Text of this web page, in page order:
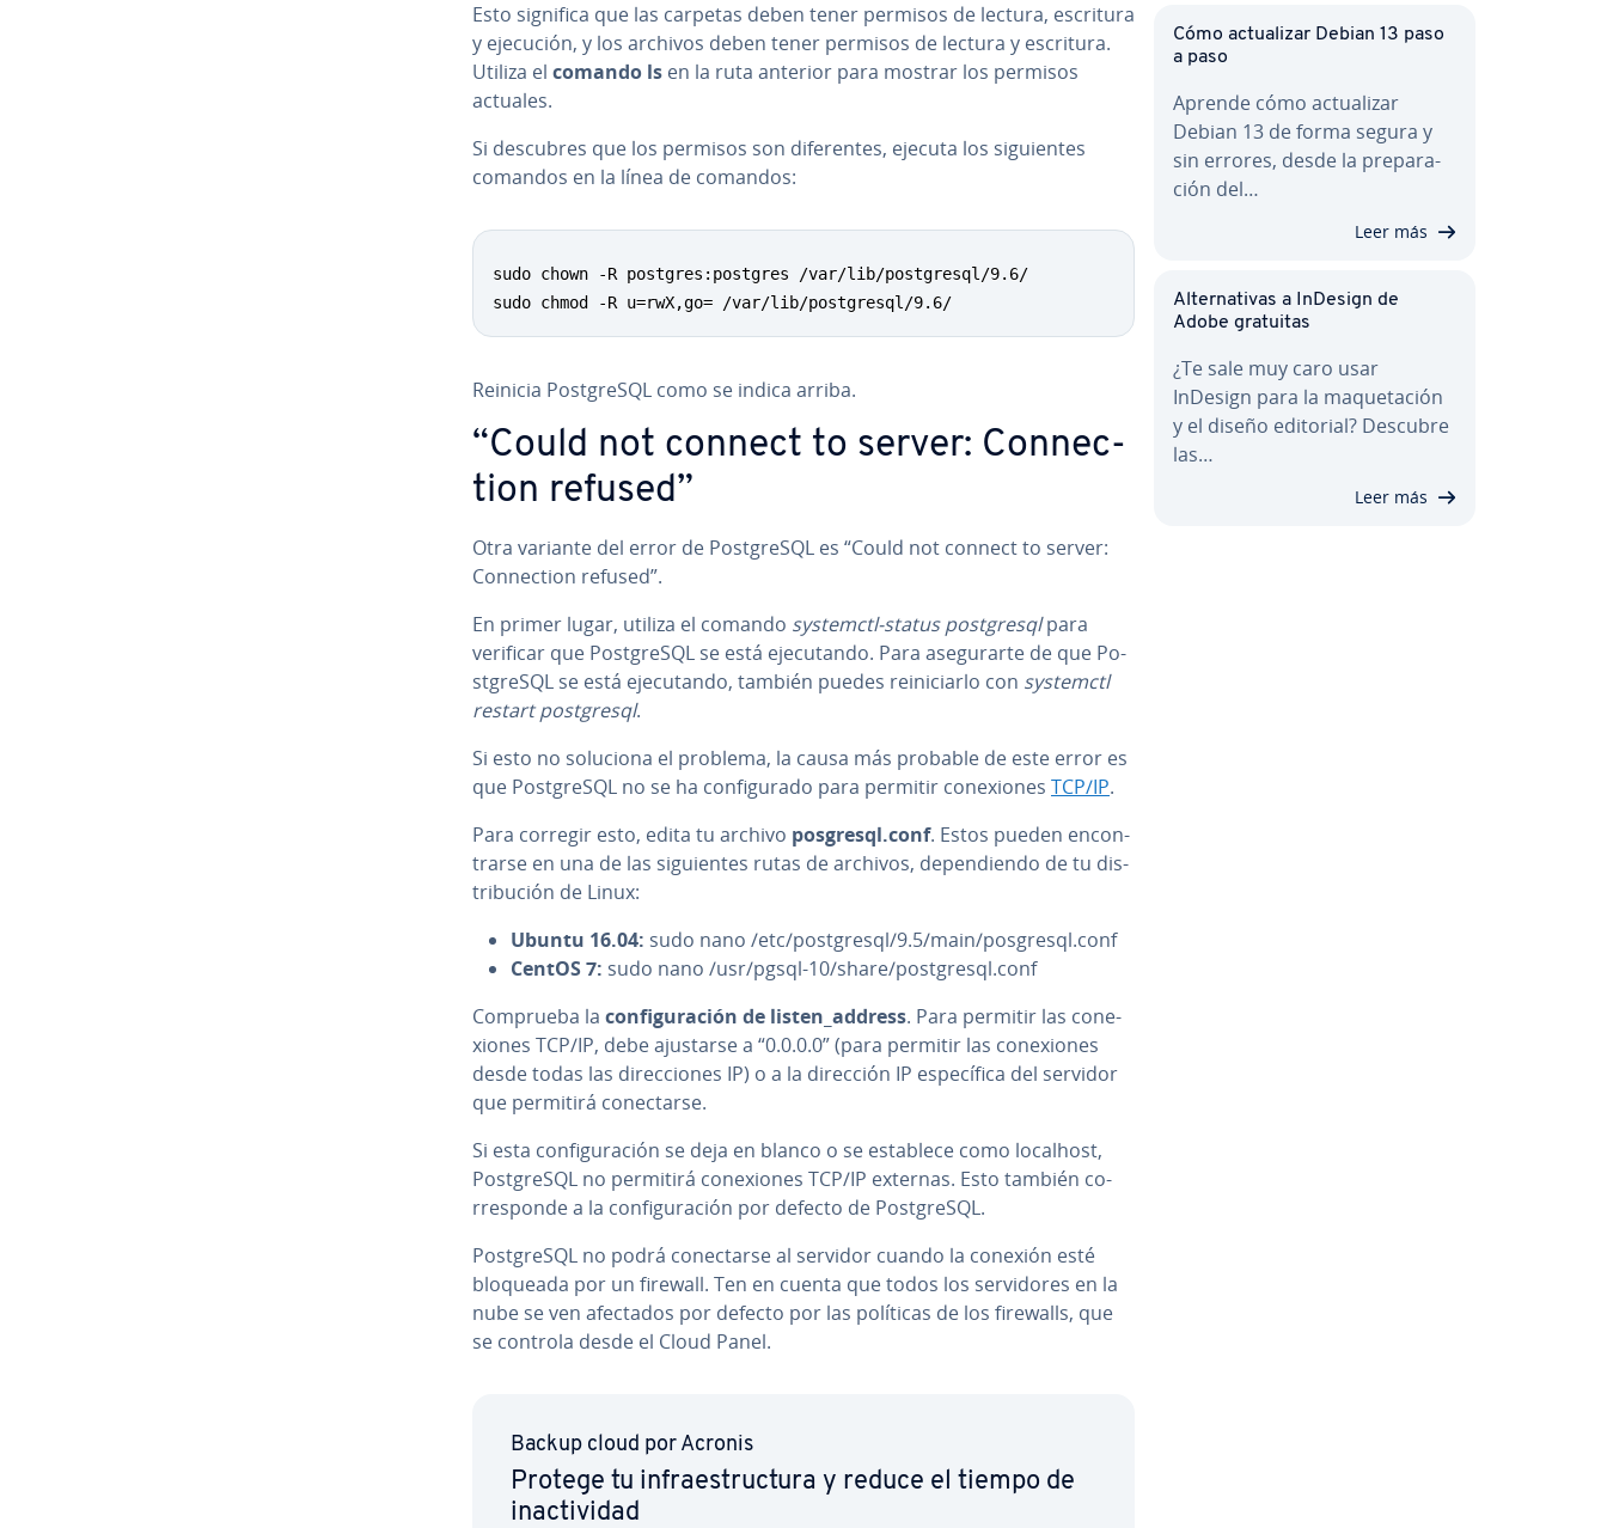
Esto significa que las carpetas deben tener permisos de lectura, escritura
y ejecución, y los archivos deben tener permisos de lectura y escritura.
Utiliza el comando ls en la ruta anterior para mostrar los permisos
actuales.
Si descubres que los permisos son di­fe­re­n­tes, ejecuta los si­guie­n­tes
comandos en la línea de comandos:
sudo chown -R postgres:postgres /var/lib/postgresql/9.6/
sudo chmod -R u=rwX,go= /var/lib/postgresql/9.6/
Reinicia Po­s­t­gre­S­QL como se indica arriba.
“Could not connect to server: Co­n­ne­c­
tion refused”
Otra variante del error de Po­s­t­gre­S­QL es “Could not connect to server:
Co­n­ne­c­tion refused”.
En primer lugar, utiliza el comando systemctl-status po­s­t­gre­s­qlpara
verificar que Po­s­t­gre­S­QL se está eje­cu­ta­n­do. Para ase­gu­rar­te de que Po­
s­t­gre­S­QL se está eje­cu­ta­n­do, también puedes re­ini­ciar­lo con systemctl
restart po­s­t­gre­s­ql.
Si esto no soluciona el problema, la causa más probable de este error es
que Po­s­t­gre­S­QL no se ha co­n­fi­gu­ra­do para permitir co­ne­xio­nes TCP/IP.
Para corregir esto, edita tu archivo posgresql.conf. Estos pueden en­co­n­
trar­se en una de las si­guie­n­tes rutas de archivos, de­pe­n­die­n­do de tu di­s­
tri­bu­ción de Linux:
Ubuntu 16.04: sudo nano /etc/po­s­t­gre­s­ql/9.5/main/posgresql.conf
CentOS 7: sudo nano /usr/pgsql-10/share/po­s­t­gre­s­ql.conf
Comprueba la co­n­fi­gu­ra­ción de listen_address. Para permitir las co­ne­
xio­nes TCP/IP, debe ajustarse a “0.0.0.0” (para permitir las co­ne­xio­nes
desde todas las di­re­c­cio­nes IP) o a la dirección IP es­pe­cí­fi­ca del servidor
que permitirá co­ne­c­tar­se.
Si esta co­n­fi­gu­ra­ción se deja en blanco o se establece como localhost,
Po­s­t­gre­S­QL no permitirá co­ne­xio­nes TCP/IP externas. Esto también co­
rre­s­po­n­de a la co­n­fi­gu­ra­ción por defecto de Po­s­t­gre­S­QL.
Po­s­t­gre­S­QL no podrá co­ne­c­tar­se al servidor cuando la conexión esté
bloqueada por un firewall. Ten en cuenta que todos los se­r­vi­do­res en la
nube se ven afectados por defecto por las políticas de los firewalls, que
se controla desde el Cloud Panel.
Backup cloud por Acronis
Protege tu in­frae­s­tru­c­tu­ra y reduce el tiempo de
inac­ti­vi­dad
Cómo ac­tua­li­zar Debian 13 paso
a paso
Aprende cómo ac­tua­li­zar
Debian 13 de forma segura y
sin errores, desde la pre­pa­ra­
ción del…
Leer más
Al­te­r­na­ti­vas a InDesign de
Adobe gratuitas
¿Te sale muy caro usar
InDesign para la ma­que­ta­ción
y el diseño editorial? Descubre
las…
Leer más